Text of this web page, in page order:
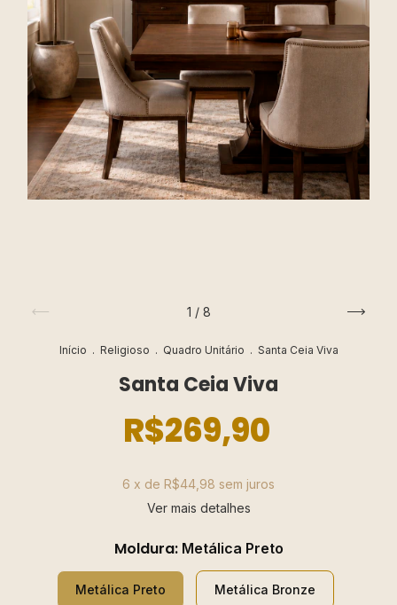
1 / 8
Início . Religioso . Quadro Unitário . Santa Ceia Viva
Santa Ceia Viva
R$269,90
6 x de R$44,98 sem juros
Ver mais detalhes
Moldura: Metálica Preto
Metálica Preto Metálica Bronze